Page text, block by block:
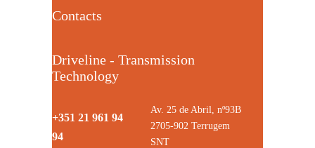
Contacts
Driveline - Transmission
Technology
+351 21 961 94
94
Av. 25 de Abril, nº93B
2705-902 Terrugem
SNT